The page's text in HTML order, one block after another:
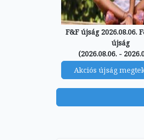
F&F újság 2026.08.06.
újság
(2026.08.06. -
Akciós újság